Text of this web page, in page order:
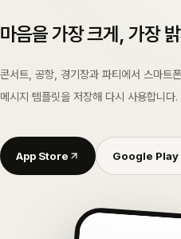
마음을 가장 크게, 가장
콘서트, 공항, 경기장과 파티에서 스마트
메시지 템플릿을 저장해 다시 사용합니다.
App Store Google Play